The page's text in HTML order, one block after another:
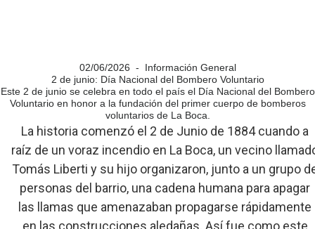
02/06/2026 - Información General
2 de junio: Día Nacional del Bombero Voluntario
Este 2 de junio se celebra en todo el país el Día Nacional del Bombero
Voluntario en honor a la fundación del primer cuerpo de bomberos
voluntarios de La Boca.
La historia comenzó el 2 de Junio de 1884 cuando a
raíz de un voraz incendio en La Boca, un vecino
Tomás Liberti y su hijo organizaron, junto a un grupo
personas del barrio, una cadena humana para apagar
las llamas que amenazaban propagarse rápidamente
en las construcciones aledañas. Así fue como este